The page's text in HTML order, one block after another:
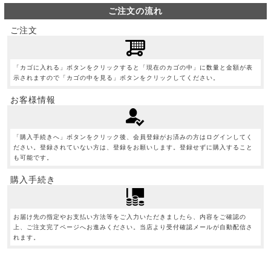
ご注文の流れ
ご注文
「カゴに入れる」ボタンをクリックすると「現在のカゴの中」に数量と金額が表
示されますので「カゴの中を見る」ボタンをクリックしてください。
お客様情報
「購入手続きへ」ボタンをクリック後、会員登録がお済みの方はログインしてく
ださい。登録されていない方は、登録をお願いします。登録せずに購入すること
も可能です。
購入手続き
お届け先の指定やお支払い方法等をご入力いただきましたら、内容をご確認の
上、ご注文完了ページへお進みください。当店より受付確認メールが自動配信さ
れます。